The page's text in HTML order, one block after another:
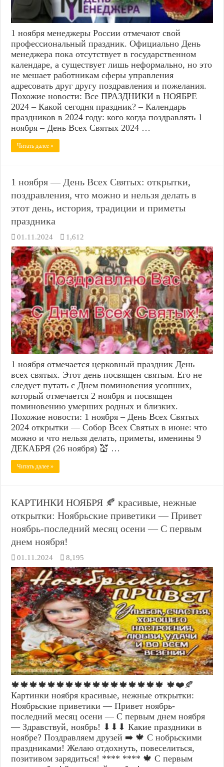
1 ноября менеджеры России отмечают свой
профессиональный праздник. Официально День
менеджера пока отсутствует в государственном
календаре, а существует лишь неформально, но это
не мешает работникам сферы управления
адресовать друг другу поздравления и пожелания.
Похожие новости: Все ПРАЗДНИКИ в НОЯБРЕ
2024 – Какой сегодня праздник? – Календарь
праздников в 2024 году: кого когда поздравлять 1
ноября – День Всех Святых 2024 …
Читать далее »
1 ноября — День Всех Святых: открытки,
поздравления, что можно и нельзя делать в
этот день, история, традиции и приметы
праздника
01.11.2024 1,612
1 ноября отмечается церковный праздник День
всех святых. Этот день посвящен святым. Его не
следует путать с Днем поминовения усопших,
который отмечается 2 ноября и посвящен
поминовению умерших родных и близких.
Похожие новости: 1 ноября – День Всех Святых
2024 открытки — Собор Всех Святых в июне: что
можно и что нельзя делать, приметы, именины 9
ДЕКАБРЯ (26 ноября) 💒 …
Читать далее »
КАРТИНКИ НОЯБРЯ 🍂 красивые, нежные
открытки: Ноябрьские приветики — Привет
ноябрь-последний месяц осени — С первым
днем ноября!
01.11.2024 8,195
🍁🍁🍁🍁🍁🍁🍁🍁🍁🍁🍁🍁🍁🍁🍁🍁🍁 🍁❤️🍂
Картинки ноября красивые, нежные открытки:
Ноябрьские приветики — Привет ноябрь-
последний месяц осени — С первым днем ноября
— Здравствуй, ноябрь! ⬇⬇⬇ Какие праздники в
ноябре? Поздравляем друзей ➡️ 🍁 С нобрьскими
праздниками! Желаю отдохнуть, повеселиться,
позитивом зарядиться! **** **** 🍁 С первым